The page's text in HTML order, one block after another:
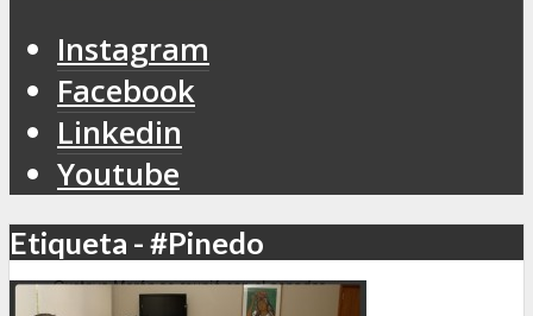
Instagram
Facebook
Linkedin
Youtube
Etiqueta - #Pinedo